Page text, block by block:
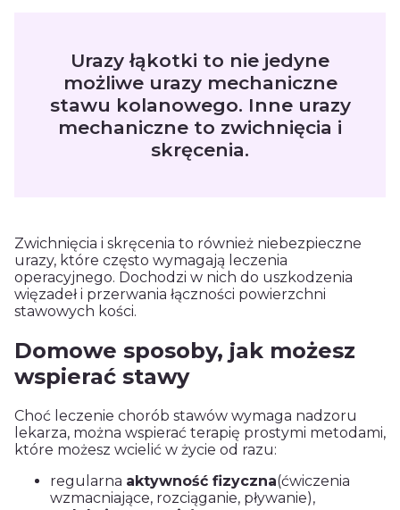
Urazy łąkotki to nie jedyne
możliwe urazy mechaniczne
stawu kolanowego. Inne urazy
mechaniczne to zwichnięcia i
skręcenia.
Zwichnięcia i skręcenia to również niebezpieczne
urazy, które często wymagają leczenia
operacyjnego. Dochodzi w nich do uszkodzenia
więzadeł i przerwania łączności powierzchni
stawowych kości.
Domowe sposoby, jak możesz
wspierać stawy
Choć leczenie chorób stawów wymaga nadzoru
lekarza, można wspierać terapię prostymi metodami,
które możesz wcielić w życie od razu:
regularna aktywność fizyczna(ćwiczenia
wzmacniające, rozciąganie, pływanie),